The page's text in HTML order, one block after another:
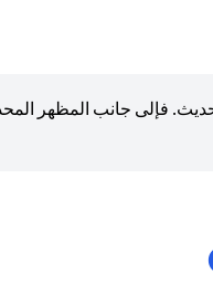
فإلى جانب المظهر